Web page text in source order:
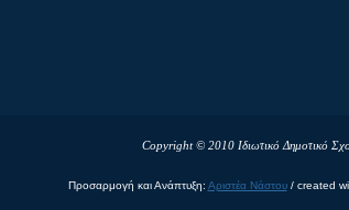
Copyright © 2010 Ιδιωτικό Δημοτικό
Προσαρμογή και Ανάπτυξη: Αριστέα Νάστου/ created